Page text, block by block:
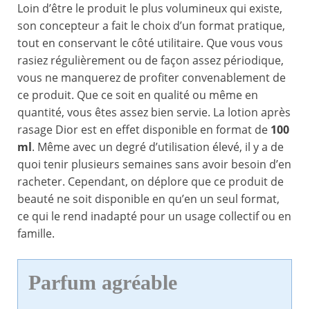
Loin d’être le produit le plus volumineux qui existe,
son concepteur a fait le choix d’un format pratique,
tout en conservant le côté utilitaire. Que vous vous
rasiez régulièrement ou de façon assez périodique,
vous ne manquerez de profiter convenablement de
ce produit. Que ce soit en qualité ou même en
quantité, vous êtes assez bien servie. La lotion après
rasage Dior est en effet disponible en format de 100
ml. Même avec un degré d’utilisation élevé, il y a de
quoi tenir plusieurs semaines sans avoir besoin d’en
racheter. Cependant, on déplore que ce produit de
beauté ne soit disponible en qu’en un seul format,
ce qui le rend inadapté pour un usage collectif ou en
famille.
Parfum agréable